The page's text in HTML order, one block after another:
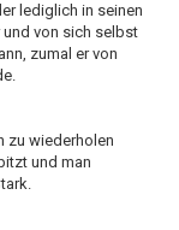
lediglich in seinen
von sich selbst
zumal er von
zu wiederholen
und man